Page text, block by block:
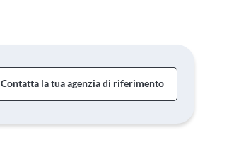
Contatta la tua agenzia di riferimento